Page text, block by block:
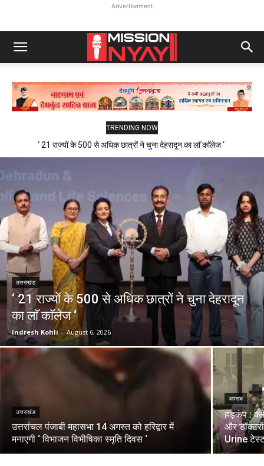
Advertisement
TRENDING NOW
‘ 21 राज्यों के 500 से अधिक छात्रों ने चुना देहरादून का लाॅ काॅलेज ‘
उत्तराखंड
‘ 21 राज्यों के 500 से अधिक छात्रों ने चुना देहरादून
का लाॅ काॅलेज ‘
Indresh Kohli - August 6, 2026
उत्तराखंड
उत्तरांचल पंजाबी महासभा 14 अगस्त को हरिद्वार में
मनाएगी ‘ विभाजन विभीषिका स्मृति दिवस ‘
अपराध
हड़कंप :
और
Urine